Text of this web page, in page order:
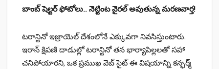
బాంబ్ షెల్టర్ ఫోటోలు.. నెట్టింట వైరల్ అవుతున్న మరణవార్త!
టరాన్టినో ఇజ్రాయెల్ దేశంలోనే ఎక్కువగా నివసిస్తుంటారు.
ఇరాన్ క్షిపణి దాడుల్లో టరాన్టినో తన భార్యాపిల్లలతో సహా
చనిపోయారని, ఒక ప్రముఖ వెబ్ సైట్ ఈ విషయాన్ని కన్ఫర్మ్